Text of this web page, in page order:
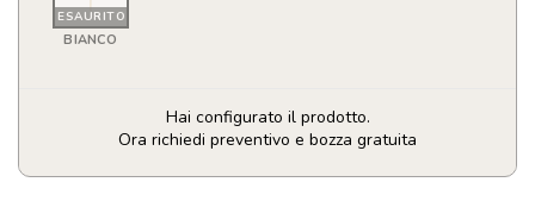
ESAURITO
BIANCO
Hai configurato il prodotto.
Ora richiedi preventivo e bozza gratuita
Ventaglio